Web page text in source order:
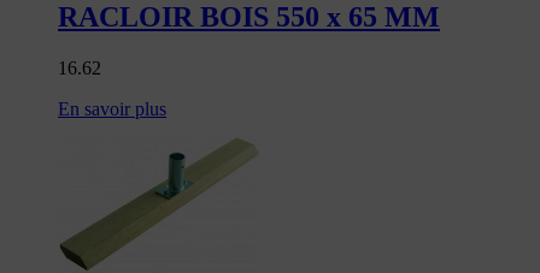
RACLOIR BOIS 550 x 65 MM
16.62
En savoir plus